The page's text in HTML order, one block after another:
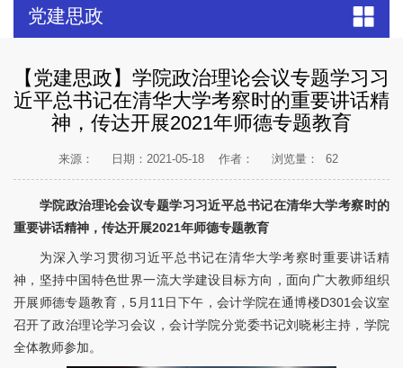
党建思政
【党建思政】​学院政治理论会议专题学习习
近平总书记在清华大学考察时的重要讲话精
神，传达开展2021年师德专题教育
来源： 日期：2021-05-18 作者： 浏览量： 62
学院政治理论会议专题学习习近平总书记在清华大学考察时的
重要讲话精神，传达开展2021年师德专题教育
为深入学习贯彻习近平总书记在清华大学考察时重要讲话精
神，坚持中国特色世界一流大学建设目标方向，面向广大教师组织
开展师德专题教育，5月11日下午，会计学院在通博楼D301会议室
召开了政治理论学习会议，会计学院分党委书记刘晓彬主持，学院
全体教师参加。